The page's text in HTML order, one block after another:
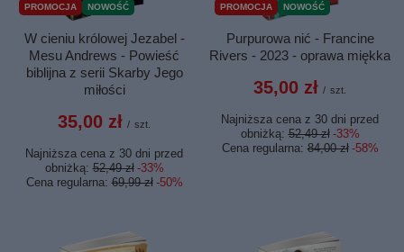
PROMOCJA NOWOŚĆ
W cieniu królowej Jezabel -
Mesu Andrews - Powieść
biblijna z serii Skarby Jego
miłości
35,00 zł / szt.
Najniższa cena z 30 dni przed
obniżką:52,49 zł -33%
Cena regularna:69,99 zł -50%
PROMOCJA NOWOŚĆ
Purpurowa nić - Francine
Rivers - 2023 - oprawa miękka
35,00 zł / szt.
Najniższa cena z 30 dni przed
obniżką:52,49 zł -33%
Cena regularna:84,00 zł -58%